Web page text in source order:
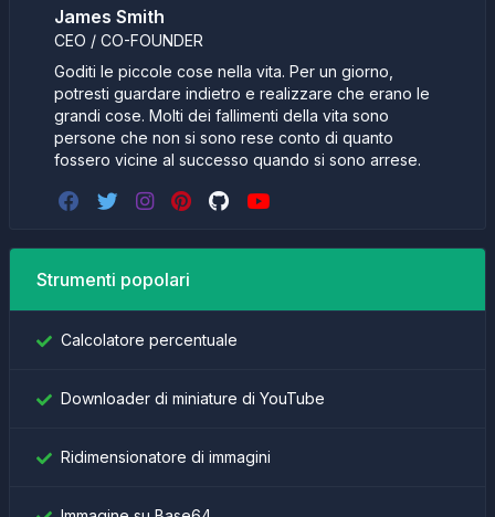
James Smith
CEO / CO-FOUNDER
Goditi le piccole cose nella vita. Per un giorno,
potresti guardare indietro e realizzare che erano le
grandi cose. Molti dei fallimenti della vita sono
persone che non si sono rese conto di quanto
fossero vicine al successo quando si sono arrese.
Strumenti popolari
Calcolatore percentuale
Downloader di miniature di YouTube
Ridimensionatore di immagini